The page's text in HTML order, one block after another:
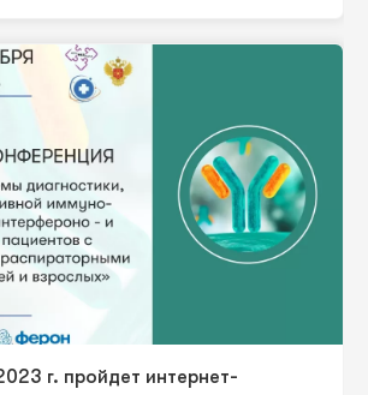
клинической,
иммунологии, адаптивной
и адаптационной
г. пройдет интернет-